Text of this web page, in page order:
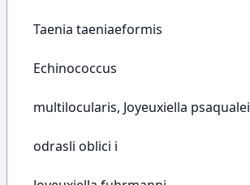
Taenia taeniaeformis
Echinococcus
multilocularis, Joyeuxiella psaqualei
odrasli oblici i